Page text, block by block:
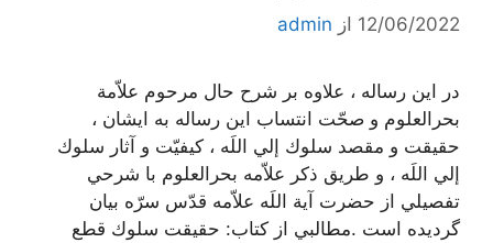
12/06/2022 از admin
در اين‌ رساله‌ ، علاوه‌ بر شرح‌ حال‌ مرحوم‌ علاّمة‌
بحرالعلوم‌ و صحّت‌ انتساب‌ اين‌ رساله‌ به ايشان ، ‌
حقيقت‌ و مقصد سلوك‌ إلي‌ اللَه‌ ، كيفيّت‌ و آثار سلوك‌
إلي‌ اللَه ، و طريق‌ ذكر علاّمه بحرالعلوم با شرحي
‌تفصيلي‌ از حضرت‌ آية‌ اللَه‌ علاّمه‌ قدّس‌ سرّه‌ بيان‌
گرديده‌ است‌ .مطالبي از كتاب: حقيقت سلوك قطع